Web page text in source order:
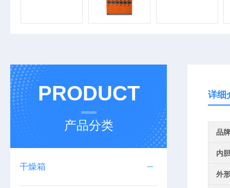
PRODUCT
产品分类
干燥箱
详细
品牌
内
外